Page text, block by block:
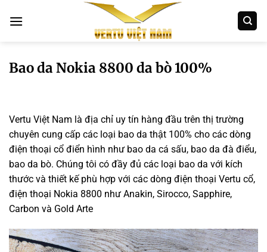
qua
Bao da Nokia 8800 da bò 100%
Vertu Việt Nam là địa chỉ uy tín hàng đầu trên thị trường
chuyên cung cấp các loại bao da thật 100% cho các dòng
điện thoại cổ điển hình như bao da cá sấu, bao da đà điểu,
bao da bò. Chúng tôi có đầy đủ các loại bao da với kích
thước và thiết kế phù hợp với các dòng điện thoại Vertu cổ,
điện thoại Nokia 8800 như Anakin, Sirocco, Sapphire,
Carbon và Gold Arte